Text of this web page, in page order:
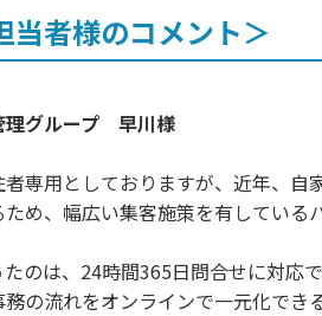
者様のコメント＞
グループ 早川様
専用としておりますが、近年、
め、幅広い集客施策を有している
のは、24時間365日問合せに対
の流れをオンラインで一元化でき